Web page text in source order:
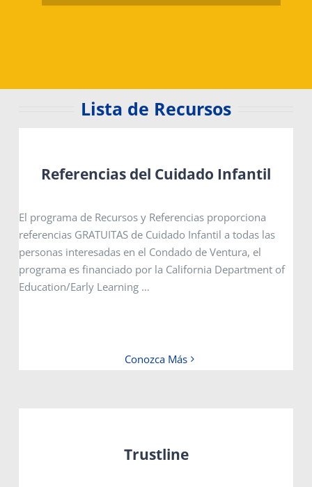
Lista de Recursos
Referencias del Cuidado Infantil
El programa de Recursos y Referencias proporciona
referencias GRATUITAS de Cuidado Infantil a todas las
personas interesadas en el Condado de Ventura, el
programa es financiado por la California Department of
Education/Early Learning …
Conozca Más
Trustline